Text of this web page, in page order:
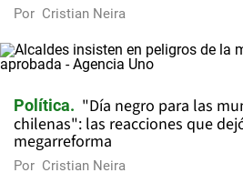
Por Cristian Neira
Política
"Día negro para las
chilenas": las reacciones que
megarreforma
Por Cristian Neira